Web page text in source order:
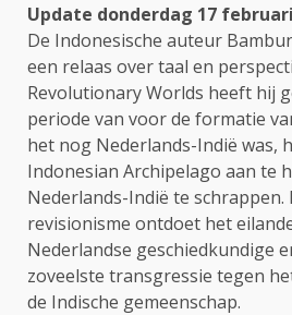
Update donderdag 17 februari
De Indonesische auteur
een relaas over taal en
Revolutionary Worlds heeft hij
periode van voor de formatie
het nog Nederlands-Indië was,
Indonesian Archipelago aan te
Nederlands-Indië te schrappen.
revisionisme ontdoet het
Nederlandse geschiedkundige
zoveelste transgressie tegen
de Indische gemeenschap.